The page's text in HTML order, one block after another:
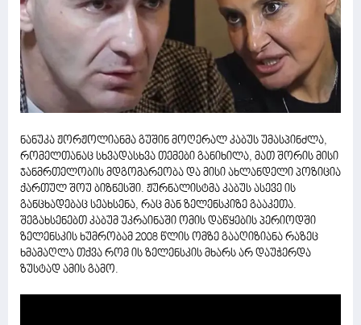
ნანუკა ჟორჟოლიანმა გუშინ მოღერალ კაბუს უმასპინძლა,
რომელთანაც სხვადასხვა თემები განიხილა, მათ შორის მისი
ჯანმრთელობის მდგომარეობა და მისი ახლანდელი პოზიცია
ქართულ შოუ ბიზნესში. ჟურნალისტმა კაბუს ასევე ის
განცხადებაც სეახსენა, რაც მან ზელენსკიზე გააკეთა.
შეგახსენებთ კაბუმ უკრაინაში ომის დაწყების პერიოდში
ზელენსკის ხუმრობამ 2008 წლის ომზე გააღიზიანა რაზეც
ხმამაღლა თქვა რომ ის ზელენსკის მხარს არ დაუჭერდა
ზუსტად ამის გამო.